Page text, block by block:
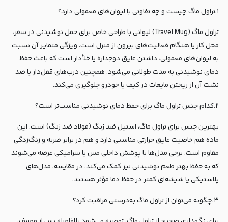
۱.تراول ماگ چیست و چه تفاوتی با لیوان‌های معمولی دارد؟
تراول ماگ (Travel Mug) لیوانی با طراحی خاص برای حمل نوشیدنی در سفر،
محل کار یا هنگام فعالیت‌های بیرون از منزل است. ویژگی متمایز آن نسبت
به لیوان‌های معمولی، داشتن عایق دوجداره یا خلأدار است که باعث حفظ
دمای نوشیدنی به مدت طولانی می‌شود. همچنین درب‌های قفل‌دار یا ضد
نشت آن از ریختن مایعات در کیف یا خودرو جلوگیری می‌کند.
۲.کدام جنس تراول ماگ برای حفظ دمای نوشیدنی مناسب‌تر است؟
بهترین جنس برای تراول ماگ، استیل ضد زنگ (فولاد ضد زنگ) است. این
ماده هم خاصیت عایق حرارتی مناسبی دارد و هم در برابر ضربه و زنگ‌زدگی
مقاوم است. برخی مدل‌ها با پوشش داخلی مس یا سرامیکی عرضه می‌شوند
که به حفظ بهتر طعم نوشیدنی نیز کمک می‌کند. در مقایسه، مدل‌های
پلاستیکی یا شیشه‌ای کمتر در حفظ دما مؤثر هستند.
۳.چگونه می‌توان از تراول ماگ به‌درستی مراقبت کرد؟